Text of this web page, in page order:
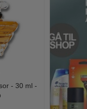
- 30 ml -